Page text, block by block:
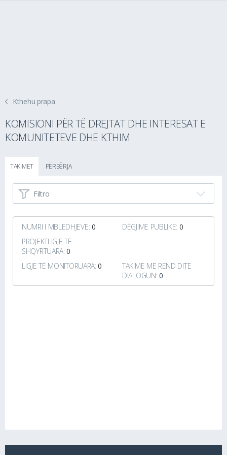
Kthehu prapa
KOMISIONI PËR TË DREJTAT DHE INTERESAT E
KOMUNITETEVE DHE KTHIM
TAKIMET PËRBËRJA
Filtro
NUMRI I MBLEDHJEVE: 0 DËGJIME PUBLIKE: 0
PROJEKTLIGJE TË
SHQYRTUARA:0
LIGJE TË MONITORUARA:0
TAKIME ME REND DITE
DIALOGUN: 0